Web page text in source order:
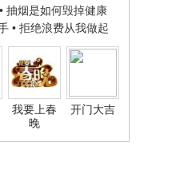
• 抽烟是如何毁掉健康
• 拒绝浪费从我做起
我要上春
晚
开门大吉